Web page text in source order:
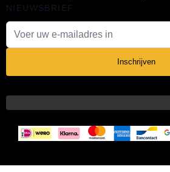
NIEUWSBRIEF
Inschrijven